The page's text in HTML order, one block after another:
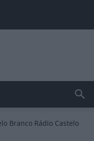
Rádio Castelo